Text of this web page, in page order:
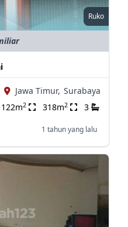
Ruko
Jawa Timur, Surabaya
122m2 318m2 3
1 tahun yang lalu